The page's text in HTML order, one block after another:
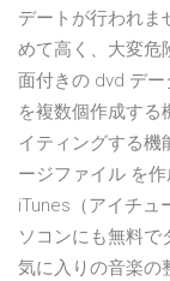
デートが行われま
めて高く、大変危
面付きの dvd デ
を複数個作成する
イティングする機
ージファイル を
iTunes（アイチュ
ソコンにも無料で
気に入りの音楽の